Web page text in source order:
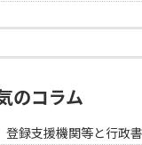
のコラム
録支援機関等と行政